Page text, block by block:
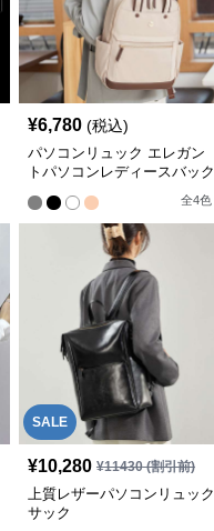
¥6,780 (税込)
パソコンリュック エレガン
トパソコンレディースバック
全4色
SALE
¥10,280 ¥11430(割引前)
上質レザーパソコンリュック
サック